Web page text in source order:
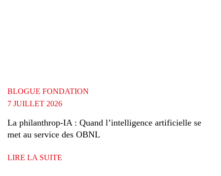
BLOGUE FONDATION
7 JUILLET 2026
La philanthrop-IA : Quand l’intelligence artificielle se
met au service des OBNL
LIRE LA SUITE